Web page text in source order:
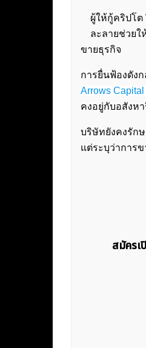
ผู้ให้กู้คริปโต
ละลายช่วย
ขายธุรกิจ
การยื่นฟ้องดัง
Arrows
คงอยู่กับอสังห
บริษัทยังคงรัก
แต่ระบุว่าการข
สมัครเ